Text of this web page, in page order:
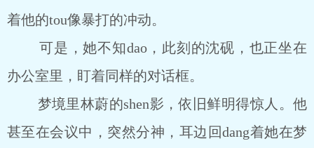
着他的tou像暴打的冲动。
可是，她不知dao，此刻的沈砚，也正坐在
办公室里，盯着同样的对话框。
梦境里林蔚的shen影，依旧鲜明得惊人。他
甚至在会议中，突然分神，耳边回dang着她在梦